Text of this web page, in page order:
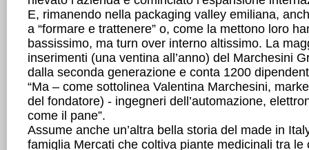
E, rimanendo nella packaging valley emiliana,
a “formare e trattenere” o, come la mettono loro
bassissimo, ma turn over interno altissimo. La
inserimenti (una ventina all’anno) del Marchesini
dalla seconda generazione e conta 1200
“Ma – come sottolinea Valentina Marchesini,
del fondatore) - ingegneri dell’automazione,
come il pane”.
Assume anche un’altra bella storia del made in
famiglia Mercati che coltiva piante medicinali tra le